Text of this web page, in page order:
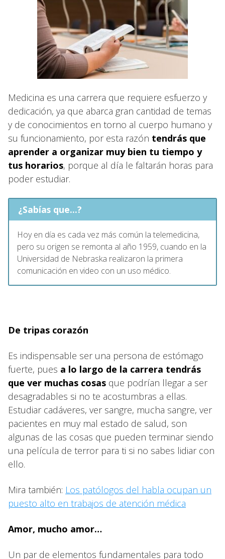
Medicina es una carrera que requiere esfuerzo y
dedicación, ya que abarca gran cantidad de temas
y de conocimientos en torno al cuerpo humano y
su funcionamiento, por esta razón tendrás que
aprender a organizar muy bien tu tiempo y
tus horarios, porque al día le faltarán horas para
poder estudiar.
¿Sabías que...?
Hoy en día es cada vez más común la telemedicina,
pero su origen se remonta al año 1959, cuando en la
Universidad de Nebraska realizaron la primera
comunicación en video con un uso médico.
De tripas corazón
Es indispensable ser una persona de estómago
fuerte, pues a lo largo de la carrera tendrás
que ver muchas cosas que podrían llegar a ser
desagradables si no te acostumbras a ellas.
Estudiar cadáveres, ver sangre, mucha sangre, ver
pacientes en muy mal estado de salud, son
algunas de las cosas que pueden terminar siendo
una película de terror para ti si no sabes lidiar con
ello.
Mira también: Los patólogos del habla ocupan un
puesto alto en trabajos de atención médica
Amor, mucho amor…
Un par de elementos fundamentales para todo